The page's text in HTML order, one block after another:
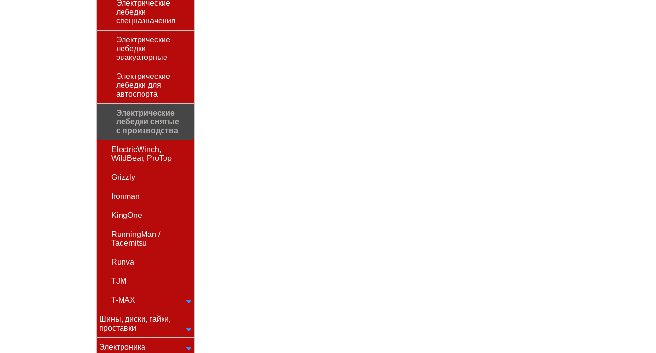
Электрические
лебедки
спецназначения
Электрические
лебедки
эвакуаторные
Электрические
лебедки для
автоспорта
Электрические
лебедки снятые
с производства
ElectricWinch,
WildBear, ProTop
Grizzly
Ironman
KingOne
RunningMan /
Tademitsu
Runva
TJM
T-MAX
Шины, диски, гайки,
проставки
Электроника